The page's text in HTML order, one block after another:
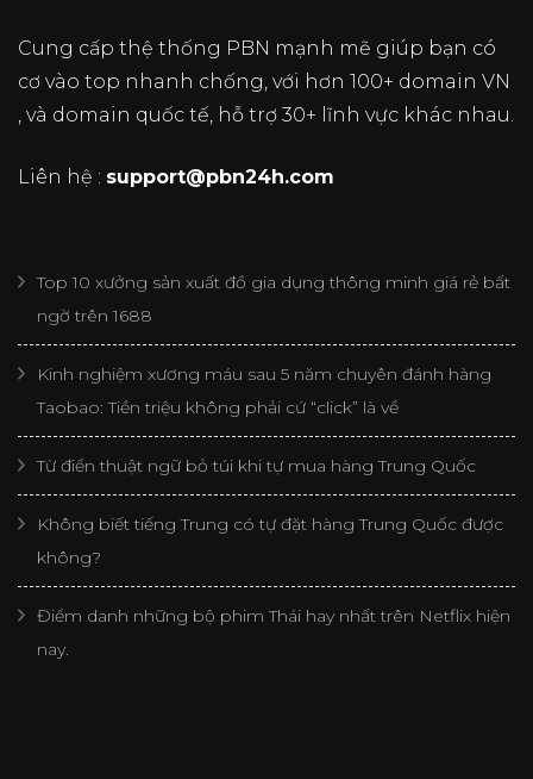
Cung cấp thệ thống PBN mạnh mẽ giúp bạn có
cơ vào top nhanh chống, với hơn 100+ domain VN
, và domain quốc tế, hỗ trợ 30+ lĩnh vực khác nhau.
Liên hệ : support@pbn24h.com
Top 10 xưởng sản xuất đồ gia dụng thông minh giá rẻ bất
ngờ trên 1688
Kinh nghiệm xương máu sau 5 năm chuyên đánh hàng
Taobao: Tiền triệu không phải cứ “click” là về
Từ điển thuật ngữ bỏ túi khi tự mua hàng Trung Quốc
Không biết tiếng Trung có tự đặt hàng Trung Quốc được
không?
Điểm danh những bộ phim Thái hay nhất trên Netflix hiện
nay.